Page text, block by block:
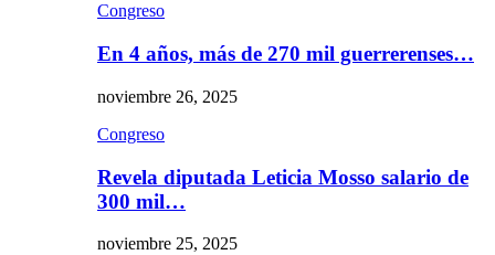
Congreso
En 4 años, más de 270 mil guerrerenses…
noviembre 26, 2025
Congreso
Revela diputada Leticia Mosso salario de
300 mil…
noviembre 25, 2025